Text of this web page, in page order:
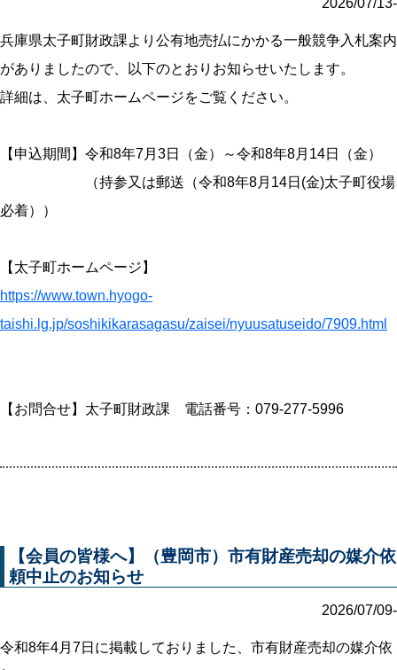
兵庫県太子町財政課より公有地売払にかかる一般競争入札案内
がありましたので、以下のとおりお知らせいたします。
詳細は、太子町ホームページをご覧ください。
【申込期間】令和8年7月3日（金）～令和8年8月14日（金）
（持参又は郵送（令和8年8月14日(金)太子町役場
必着））
【太子町ホームページ】
https://www.town.hyogo-
taishi.lg.jp/soshikikarasagasu/zaisei/nyuusatuseido/7909.html
【お問合せ】太子町財政課 電話番号：079-277-5996
【会員の皆様へ】（豊岡市）市有財産売却の媒介依
頼中止のお知らせ
2026/07/09-
令和8年4月7日に掲載しておりました、市有財産売却の媒介依